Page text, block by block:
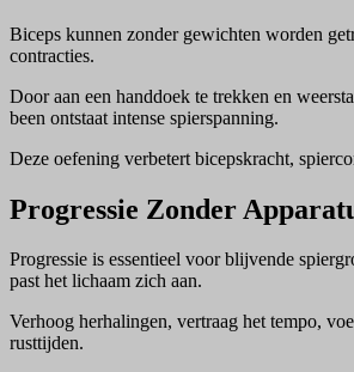
Biceps kunnen zonder gewichten worden
contracties.
Door aan een handdoek te trekken en
been ontstaat intense spierspanning.
Deze oefening verbetert bicepskracht,
Progressie Zonder
Progressie is essentieel voor blijvende
past het lichaam zich aan.
Verhoog herhalingen, vertraag het tempo,
rusttijden.